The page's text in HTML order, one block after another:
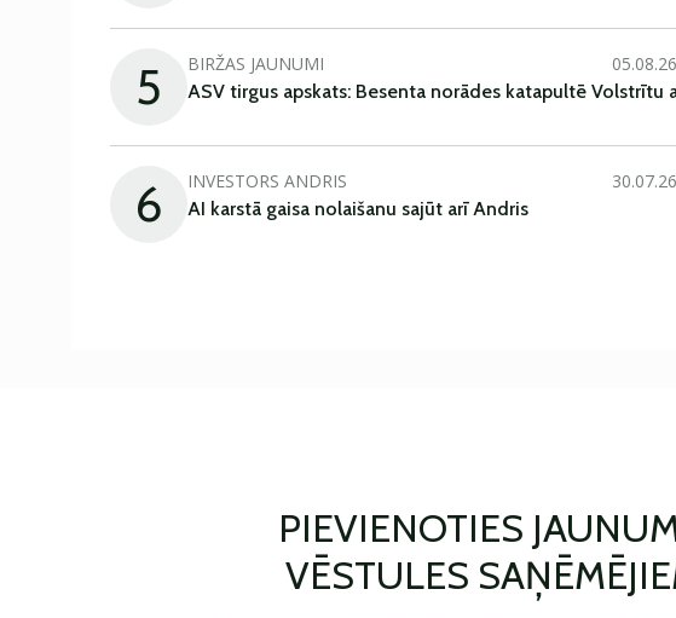
5 BIRŽAS JAUNUMI
ASV tirgus apskats: Besenta norādes katapultē Volstrītu
6 INVESTORS ANDRIS
AI karstā gaisa nolaišanu sajūt arī Andris
PIEVIENOTIES
VĒSTULES